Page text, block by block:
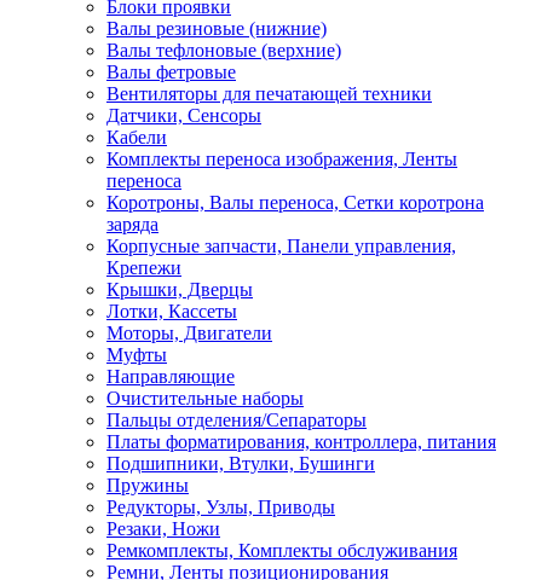
Блоки проявки
Валы резиновые (нижние)
Валы тефлоновые (верхние)
Валы фетровые
Вентиляторы для печатающей техники
Датчики, Сенсоры
Кабели
Комплекты переноса изображения, Ленты
переноса
Коротроны, Валы переноса, Сетки коротрона
заряда
Корпусные запчасти, Панели управления,
Крепежи
Крышки, Дверцы
Лотки, Кассеты
Моторы, Двигатели
Муфты
Направляющие
Очистительные наборы
Пальцы отделения/Сепараторы
Платы форматирования, контроллера, питания
Подшипники, Втулки, Бушинги
Пружины
Редукторы, Узлы, Приводы
Резаки, Ножи
Ремкомплекты, Комплекты обслуживания
Ремни, Ленты позиционирования